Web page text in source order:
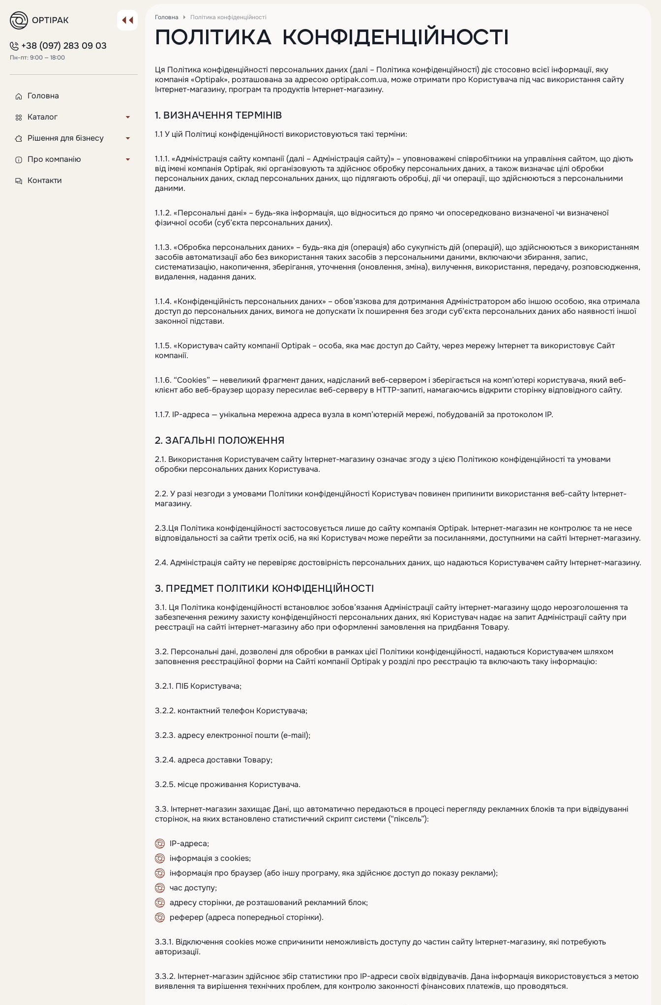
+38 (097) 283 09 03
Пн-пт: 9:00 — 18:00
Головна
Каталог
Кришки для паперових
Пластикові стакани
Стакани для розсади
Рішення для бізнесу
Індивідуальний продукт
Флексодрук на стаканах
Про компанію
Доставка і оплата
Контакти
Головна Політика конфіденційності
ПОЛІТИКА КОНФІДЕНЦІЙНОСТІ
Ця Політика конфіденційності персональних даних (далі – Політика конфіденційності) діє стосовно всієї інформації, яку
компанія «Optipak», розташована за адресою optipak.com.ua, може отримати про Користувача під час використання сайту
Інтернет-магазину, програм та продуктів Інтернет-магазину.
1. ВИЗНАЧЕННЯ ТЕРМІНІВ
1.1 У цій Політиці конфіденційності використовуються такі терміни:
1.1.1. «Адміністрація сайту компанії (далі – Адміністрація сайту)» – уповноважені співробітники на управління сайтом, що діють
від імені компанія Optipak, які організовують та здійснює обробку персональних даних, а також визначає цілі обробки
персональних даних, склад персональних даних, що підлягають обробці, дії чи операції, що здійснюються з персональними
даними.
1.1.2. «Персональні дані» – будь-яка інформація, що відноситься до прямо чи опосередковано визначеної чи визначеної
фізичної особи (суб’єкта персональних даних).
1.1.3. «Обробка персональних даних» – будь-яка дія (операція) або сукупність дій (операцій), що здійснюються з використанням
засобів автоматизації або без використання таких засобів з персональними даними, включаючи збирання, запис,
систематизацію, накопичення, зберігання, уточнення (оновлення, зміна), вилучення, використання, передачу, розповсюдження,
видалення, надання даних.
1.1.4. «Конфіденційність персональних даних» – обов’язкова для дотримання Адміністратором або іншою особою, яка отримала
доступ до персональних даних, вимога не допускати їх поширення без згоди суб’єкта персональних даних або наявності іншої
законної підстави.
1.1.5. «Користувач сайту компанії Optipak – особа, яка має доступ до Сайту, через мережу Інтернет та використовує Сайт
компанії.
1.1.6. “Cookies” — невеликий фрагмент даних, надісланий веб-сервером і зберігається на комп’ютері користувача, який веб-
клієнт або веб-браузер щоразу пересилає веб-серверу в HTTP-запиті, намагаючись відкрити сторінку відповідного сайту.
1.1.7. IP-адреса — унікальна мережна адреса вузла в комп’ютерній мережі, побудованій за протоколом IP.
2. ЗАГАЛЬНІ ПОЛОЖЕННЯ
2.1. Використання Користувачем сайту Інтернет-магазину означає згоду з цією Політикою конфіденційності та умовами
обробки персональних даних Користувача.
2.2. У разі незгоди з умовами Політики конфіденційності Користувач повинен припинити використання веб-сайту Інтернет-
магазину.
2.3.Ця Політика конфіденційності застосовується лише до сайту компанія Optipak. Інтернет-магазин не контролює та не несе
відповідальності за сайти третіх осіб, на які Користувач може перейти за посиланнями, доступними на сайті Інтернет-магазину.
2.4. Адміністрація сайту не перевіряє достовірність персональних даних, що надаються Користувачем сайту Інтернет-магазину.
3. ПРЕДМЕТ ПОЛІТИКИ КОНФІДЕНЦІЙНОСТІ
3.1. Ця Політика конфіденційності встановлює зобов’язання Адміністрації сайту інтернет-магазину щодо нерозголошення та
забезпечення режиму захисту конфіденційності персональних даних, які Користувач надає на запит Адміністрації сайту при
реєстрації на сайті інтернет-магазину або при оформленні замовлення на придбання Товару.
3.2. Персональні дані, дозволені для обробки в рамках цієї Політики конфіденційності, надаються Користувачем шляхом
заповнення реєстраційної форми на Сайті компанії Optipak у розділі про реєстрацію та включають таку інформацію:
3.2.1. ПІБ Користувача;
3.2.2. контактний телефон Користувача;
3.2.3. адресу електронної пошти (e-mail);
3.2.4. адреса доставки Товару;
3.2.5. місце проживання Користувача.
3.3. Інтернет-магазин захищає Дані, що автоматично передаються в процесі перегляду рекламних блоків та при відвідуванні
сторінок, на яких встановлено статистичний скрипт системи (“піксель”):
IP-адреса;
інформація з cookies;
інформація про браузер (або іншу програму, яка здійснює доступ до показу реклами);
час доступу;
адресу сторінки, де розташований рекламний блок;
реферер (адреса попередньої сторінки).
3.3.1. Відключення cookies може спричинити неможливість доступу до частин сайту Інтернет-магазину, які потребують
авторизації.
3.3.2. Інтернет-магазин здійснює збір статистики про IP-адреси своїх відвідувачів. Дана інформація використовується з метою
виявлення та вирішення технічних проблем, для контролю законності фінансових платежів, що проводяться.